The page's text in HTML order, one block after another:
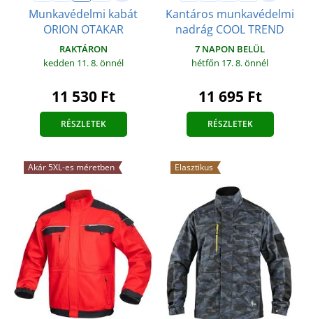
Munkavédelmi kabát
ORION OTAKAR
RAKTÁRON
kedden 11. 8.önnél
11 530 Ft
RÉSZLETEK
Kantáros munkavédelmi
nadrág COOL TREND
7 NAPON BELÜL
hétfőn 17. 8.önnél
11 695 Ft
RÉSZLETEK
Akár 5XL-es méretben Elasztikus